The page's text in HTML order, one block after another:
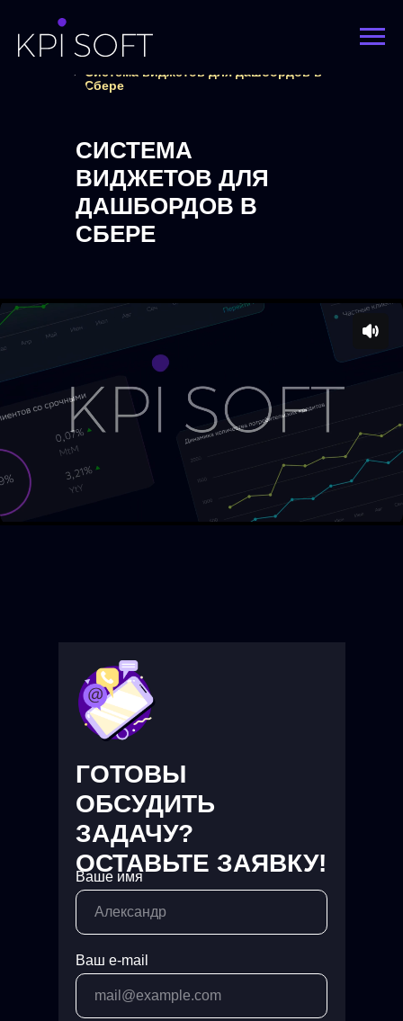
СИСТЕМА
ВИДЖЕТОВ ДЛЯ
ДАШБОРДОВ В
СБЕРЕ
Наши
Система виджетов для дашбордов в
Сбере
Главная
Ваше имя
Ваш e-mail
ГОТОВЫ
ОБСУДИТЬ
ЗАДАЧУ?
ОСТАВЬТЕ ЗАЯВКУ!